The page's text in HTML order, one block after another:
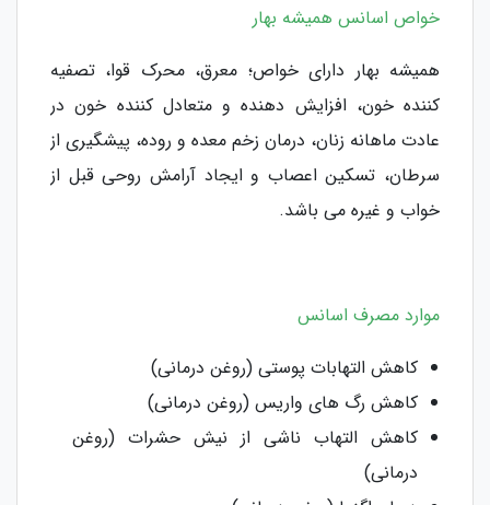
خواص اسانس همیشه بهار
همیشه بهار دارای خواص؛ معرق، محرک قوا، تصفیه
کننده خون، افزایش دهنده و متعادل کننده خون در
عادت ماهانه زنان، درمان زخم معده و روده، پیشگیری از
سرطان، تسکین اعصاب و ایجاد آرامش روحی قبل از
خواب و غیره می باشد.
موارد مصرف اسانس
کاهش التهابات پوستی (روغن درمانی)
کاهش رگ های واریس (روغن درمانی)
کاهش التهاب ناشی از نیش حشرات (روغن
درمانی)